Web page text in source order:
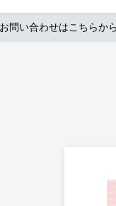
お問い合わせはこちらから